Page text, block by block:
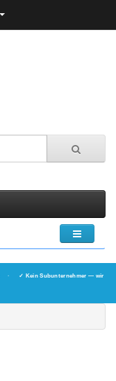
· ✓ Kein Subunternehmer — wir